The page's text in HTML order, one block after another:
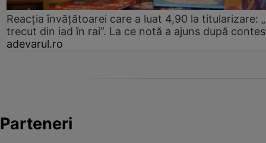
Reacția învățătoarei care a luat 4,90 la titularizare:
trecut din iad în rai”. La ce notă a ajuns după
adevarul.ro
Parteneri